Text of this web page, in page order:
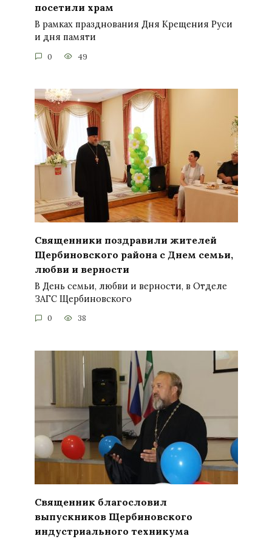
посетили храм
В рамках празднования Дня Крещения Руси
и дня памяти
0 49
Священники поздравили жителей
Щербиновского района с Днем семьи,
любви и верности
В День семьи, любви и верности, в Отделе
ЗАГС Щербиновского
0 38
Священник благословил
выпускников Щербиновского
индустриального техникума